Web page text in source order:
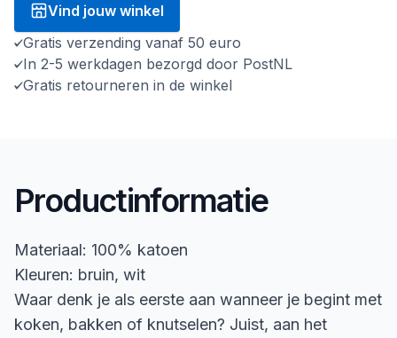
Vind jouw winkel
Gratis verzending vanaf 50 euro
In 2-5 werkdagen bezorgd door PostNL
Gratis retourneren in de winkel
Productinformatie
Materiaal: 100% katoen
Kleuren: bruin, wit
Waar denk je als eerste aan wanneer je begint met
koken, bakken of knutselen? Juist, aan het